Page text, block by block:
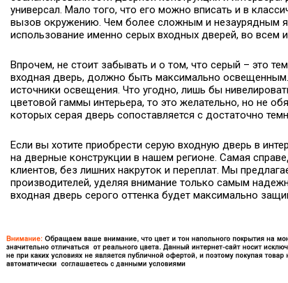
универсал. Мало того, что его можно вписать и в
вызов окружению. Чем более сложным и незаурядным
использование именно серых входных дверей, во всем
Впрочем, не стоит забывать и о том, что серый – это
входная дверь, должно быть максимально
источники освещения. Что угодно, лишь бы
цветовой гаммы интерьера, то это желательно, но не
которых серая дверь сопоставляется с достаточно
Если вы хотите приобрести серую входную дверь в
на дверные конструкции в нашем регионе. Самая
клиентов, без лишних накруток и переплат. Мы
производителей, уделяя внимание только самым
входная дверь серого оттенка будет максимально